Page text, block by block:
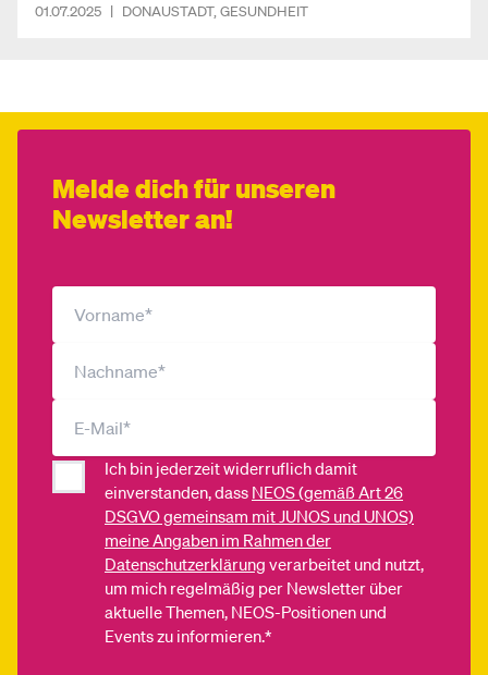
01.07.2025 | DONAUSTADT, GESUNDHEIT
Melde dich für unseren
Newsletter an!
Ich bin jederzeit widerruflich damit
einverstanden, dass NEOS (gemäß Art 26
DSGVO gemeinsam mit JUNOS und UNOS)
meine Angaben im Rahmen der
Datenschutzerklärung verarbeitet und nutzt,
um mich regelmäßig per Newsletter über
aktuelle Themen, NEOS-Positionen und
Events zu informieren.*